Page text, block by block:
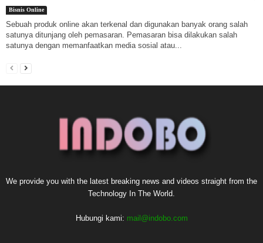
Bisnis Online
Sebuah produk online akan terkenal dan digunakan banyak orang salah
satunya ditunjang oleh pemasaran. Pemasaran bisa dilakukan salah
satunya dengan memanfaatkan media sosial atau...
We provide you with the latest breaking news and videos straight from the
Technology In The World.
Hubungi kami: mail@indobo.com